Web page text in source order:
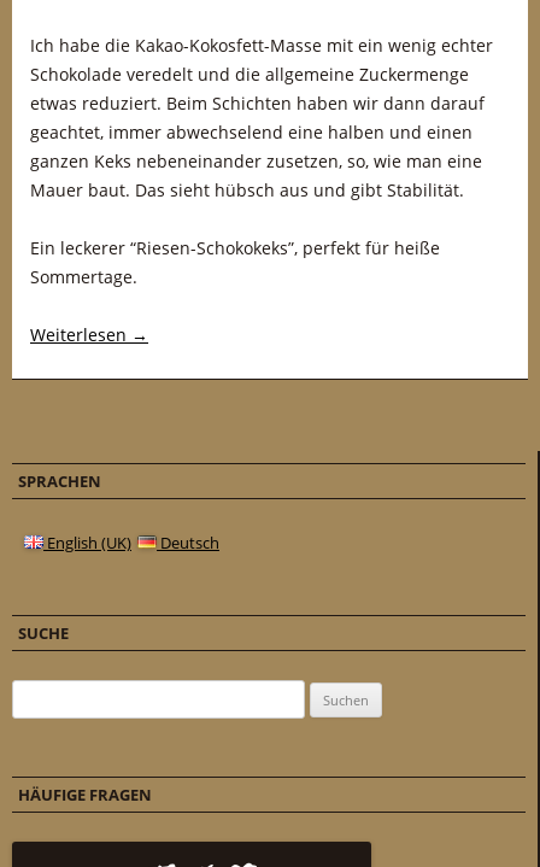
Ich habe die Kakao-Kokosfett-Masse mit ein wenig echter
Schokolade veredelt und die allgemeine Zuckermenge
etwas reduziert. Beim Schichten haben wir dann darauf
geachtet, immer abwechselend eine halben und einen
ganzen Keks nebeneinander zusetzen, so, wie man eine
Mauer baut. Das sieht hübsch aus und gibt Stabilität.
Ein leckerer “Riesen-Schokokeks”, perfekt für heiße
Sommertage.
Weiterlesen →
SPRACHEN
English (UK) Deutsch
SUCHE
HÄUFIGE FRAGEN